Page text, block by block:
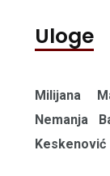
Uloge
Milijana
Nemanja
Keskenović